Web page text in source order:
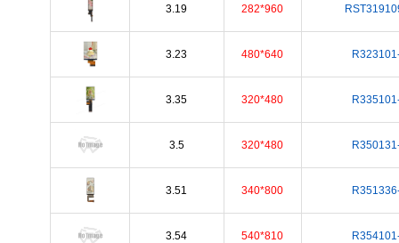
3.19 282*960
3.23 480*640
3.35 320*480
3.5 320*480
3.51 340*800
3.54 540*810